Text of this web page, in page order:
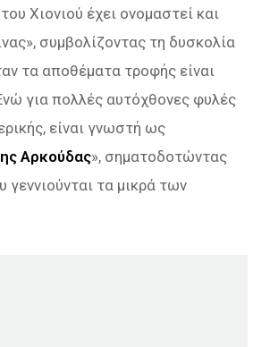
Χιονιού έχει ονομαστεί και
συμβολίζοντας τη δυσκολία
τα αποθέματα τροφής είναι
για πολλές αυτόχθονες φυλές
είναι γνωστή ως
Αρκούδας», σηματοδοτώντας
γεννιούνται τα μικρά των